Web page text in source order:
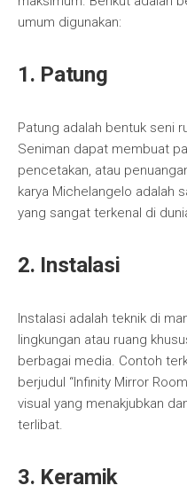
umum digunakan:
1. Patung
Patung adalah bentuk seni
Seniman dapat membuat
pencetakan, atau
karya Michelangelo adalah
yang sangat terkenal di
2. Instalasi
Instalasi adalah teknik di
lingkungan atau ruang
berbagai media. Contoh
berjudul “Infinity Mirror
visual yang menakjubkan
terlibat.
3. Keramik